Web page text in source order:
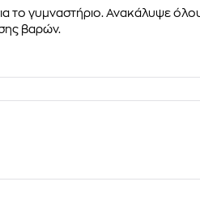
το γυμναστήριο. Ανακάλυψε
βαρών.